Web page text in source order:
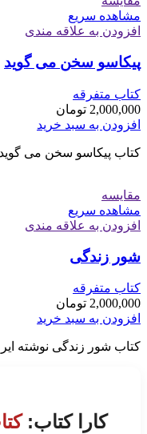
مشاهده سریع
افزودن به علاقه مندی
پیکاسو سخن می گوید
کتاب متفرقه
2,000,000 تومان
افزودن به سبد خرید
کتاب پیکاسو سخن می
مقایسه
مشاهده سریع
افزودن به علاقه مندی
شور زندگی
کتاب متفرقه
2,000,000 تومان
افزودن به سبد خرید
کتاب شور زندگی نوشته
کارا کتاب: